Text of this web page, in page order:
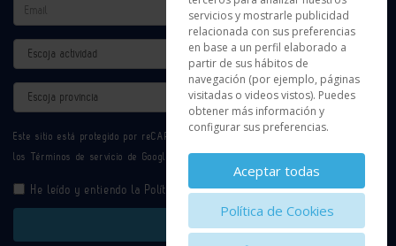
Email
Actividad
Provincia
Este sitio está protegido por reCAPTCHA y se aplican la
los Términos de servicio de Google.
He leído y entiendo la Política de Privacidad
Enviar
servicios y mostrarle publicidad
relacionada con sus preferencias
en base a un perfil elaborado a
partir de sus hábitos de
navegación (por ejemplo, páginas
visitadas o videos vistos). Puedes
obtener más información y
configurar sus preferencias.
Aceptar todas
Política de Cookies